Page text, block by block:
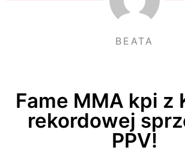
BEATA
Fame MMA kpi z
rekordowej
PPV!